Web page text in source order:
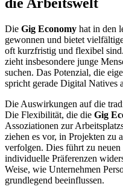
Die Gig Economy hat in den
gewonnen und bietet
oft kurzfristig und flexibel
zieht insbesondere junge
suchen. Das Potenzial, die
spricht gerade Digital Natives
Die Auswirkungen auf die
Die Flexibilität, die die Gig
Assoziationen zur
ziehen es vor, in Projekten zu
verfolgen. Dies führt zu neuen
individuelle Präferenzen
Weise, wie Unternehmen
grundlegend beeinflussen.